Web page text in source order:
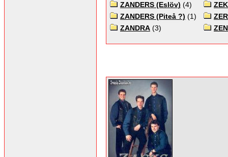
ZANDERS (Eslöv) (4)
ZANDERS (Piteå ?) (1)
ZANDRA (3)